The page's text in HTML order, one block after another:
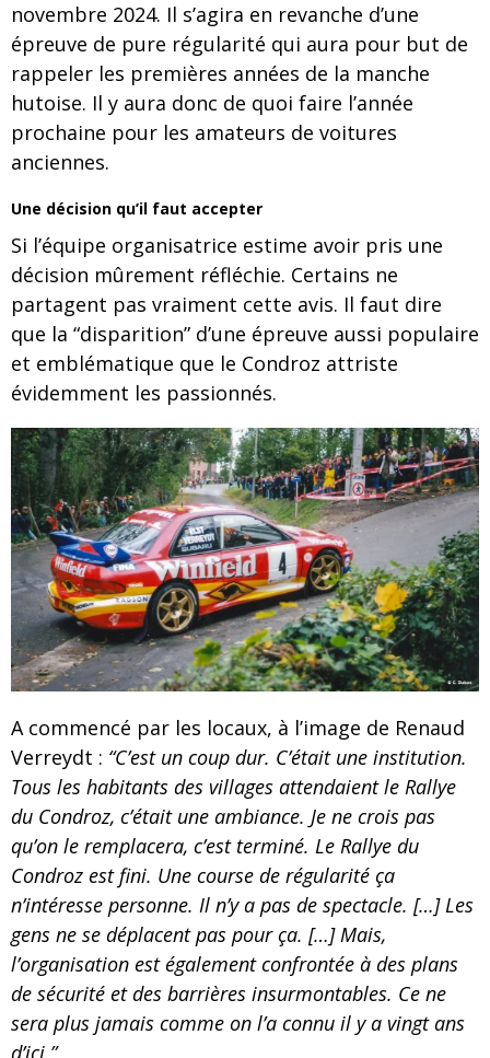
novembre 2024. Il s’agira en revanche d’une
épreuve de pure régularité qui aura pour but de
rappeler les premières années de la manche
hutoise. Il y aura donc de quoi faire l’année
prochaine pour les amateurs de voitures
anciennes.
Une décision qu’il faut accepter
Si l’équipe organisatrice estime avoir pris une
décision mûrement réfléchie. Certains ne
partagent pas vraiment cette avis. Il faut dire
que la “disparition” d’une épreuve aussi populaire
et emblématique que le Condroz attriste
évidemment les passionnés.
A commencé par les locaux, à l’image de Renaud
Verreydt : “C’est un coup dur. C’était une institution.
Tous les habitants des villages attendaient le Rallye
du Condroz, c’était une ambiance. Je ne crois pas
qu’on le remplacera, c’est terminé. Le Rallye du
Condroz est fini. Une course de régularité ça
n’intéresse personne. Il n’y a pas de spectacle. […] Les
gens ne se déplacent pas pour ça. […] Mais,
l’organisation est également confrontée à des plans
de sécurité et des barrières insurmontables. Ce ne
sera plus jamais comme on l’a connu il y a vingt ans
d’ici.”